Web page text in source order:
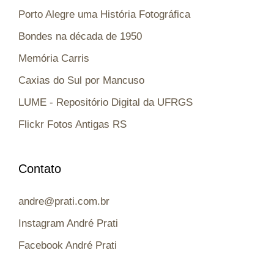
Porto Alegre uma História Fotográfica
Bondes na década de 1950
Memória Carris
Caxias do Sul por Mancuso
LUME - Repositório Digital da UFRGS
Flickr Fotos Antigas RS
Contato
andre@prati.com.br
Instagram André Prati
Facebook André Prati